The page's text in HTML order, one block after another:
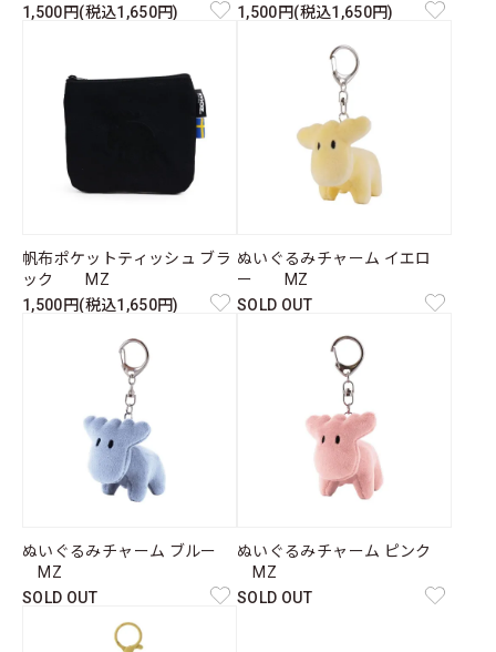
1,500円(税込1,650円)
1,500円(税込1,650円)
帆布ポケットティッシュ ブラ
ック MZ
1,500円(税込1,650円)
ぬいぐるみチャーム イエロ
ー MZ
SOLD OUT
ぬいぐるみチャーム ブルー
MZ
SOLD OUT
ぬいぐるみチャーム ピンク
MZ
SOLD OUT